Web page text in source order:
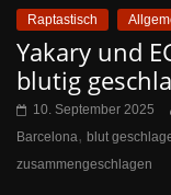
Raptastisch
Yakary und
blutig
10. September 2025
Barcelona, blut
zusammengeschlagen